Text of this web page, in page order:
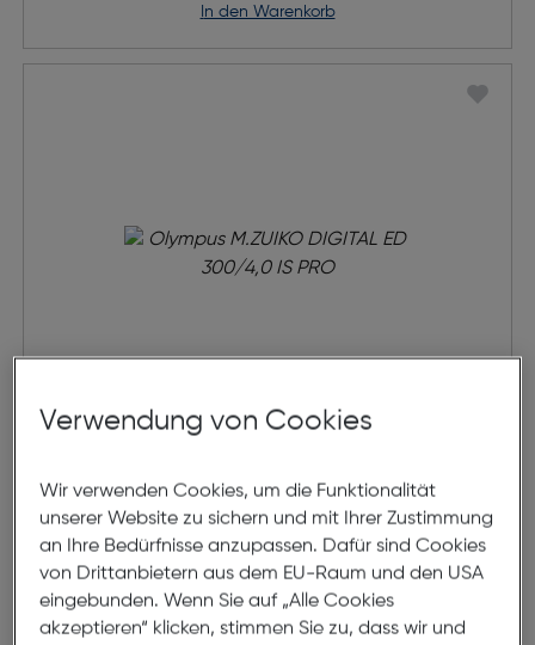
in den Warenkorb
300/4,0 IS PRO
Preis nach Rabatts
Ursprünglicher Preis
€ 2.790,00
in den Warenkorb
Verwendung von Cookies
Wir verwenden Cookies, um die Funktionalität
unserer Website zu sichern und mit Ihrer Zustimmung
an Ihre Bedürfnisse anzupassen. Dafür sind Cookies
von Drittanbietern aus dem EU-Raum und den USA
eingebunden. Wenn Sie auf „Alle Cookies
akzeptieren“ klicken, stimmen Sie zu, dass wir und